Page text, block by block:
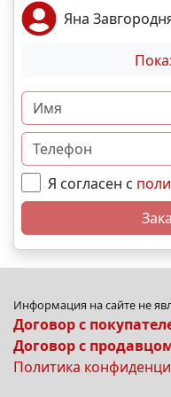
Яна
Я согласен с
Информация на сайте не
Договор с
Договор с
Политика